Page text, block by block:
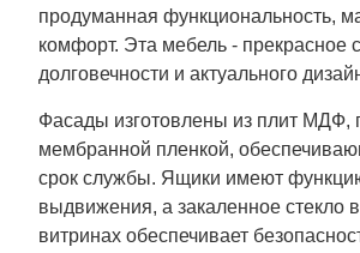
продуманная функциональность,
комфорт. Эта мебель - прекрасное
долговечности и актуального
Фасады изготовлены из плит МДФ,
мембранной пленкой,
срок службы. Ящики имеют
выдвижения, а закаленное стекло
витринах обеспечивает